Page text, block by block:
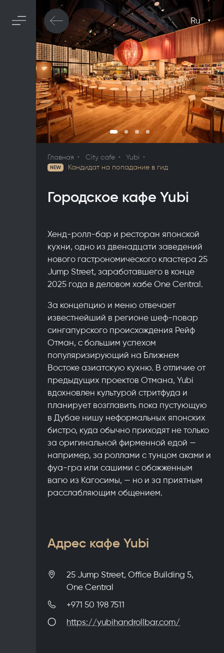
Ru
Главная City cafe Yubi
NEW Кандидат на попадание в гид
Городское кафе Yubi
Хенд-ролл-бар и ресторан японской
кухни, одно из двенадцати заведений
нового гастрономического кластера 25
Jump Street, заработавшего в конце
2025 года в деловом хабе One Central.
За концепцию и меню отвечает
известнейший в регионе шеф-повар
сингапурского происхождения Рейф
Отман, с большим успехом
популяризирующий на Ближнем
Востоке азиатскую кухню. В отличие от
предыдущих проектов Отмана, Yubi
вдохновлен культурой стритфуда и
планирует возглавить пока пустующую
в Дубае нишу неформальных японских
бистро, куда обычно приходят не только
за оригинальной фирменной едой —
например, за роллами с тунцом аками и
фуа-гра или сашими с обожженным
вагю из Кагосимы, — но и за приятным
расслабляющим общением.
Адрес кафе Yubi
25 Jump Street, Office Building 5,
One Central
+971 50 198 7511
https://yubihandrollbar.com/